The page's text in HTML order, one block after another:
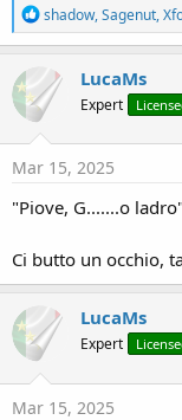
R
e
a
t
i
n
s
shadow,Sagenut,
LucaMs
Expert
Mar 15, 2025
"Piove, G.......o ladro"
Ci butto un occhio,
LucaMs
Expert
Mar 15, 2025